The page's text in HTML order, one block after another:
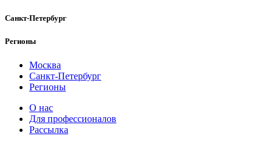
Санкт-Петербург
Регионы
Москва
Санкт-Петербург
Регионы
О нас
Для профессионалов
Рассылка